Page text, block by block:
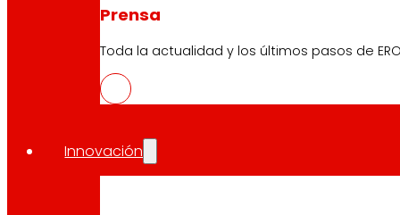
Prensa
Toda la actualidad y los últimos pasos de
Innovación